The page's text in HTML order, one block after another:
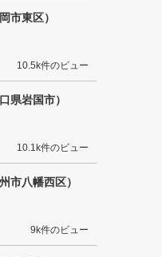
市東区）
10.5k件のビュー
県岩国市）
10.1k件のビュー
市八幡西区）
9k件のビュー